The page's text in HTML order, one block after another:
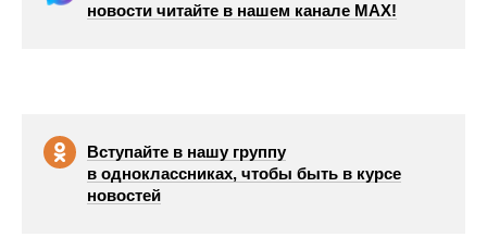
новости читайте в нашем канале МАХ!
Вступайте в нашу группу
в одноклассниках, чтобы быть в курсе
новостей